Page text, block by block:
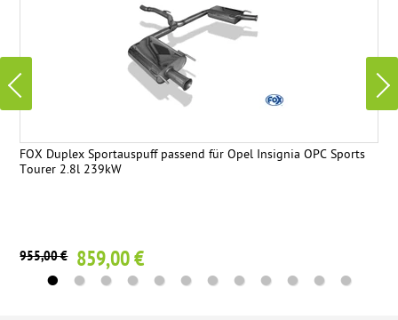
FOX Duplex Sportauspuff passend für Opel Insignia OPC Sports
Tourer 2.8l 239kW
955,00 € 859,00 €